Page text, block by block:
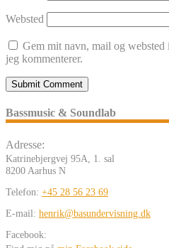
Websted
Gem mit navn, mail og
jeg kommenterer.
Bassmusic & Soundlab
Adresse:
Katrinebjergvej 95A, 1. sal
8200 Aarhus N
Telefon: +45 28 56 23 69
E-mail: henrik@basundervisning.dk
Facebook: